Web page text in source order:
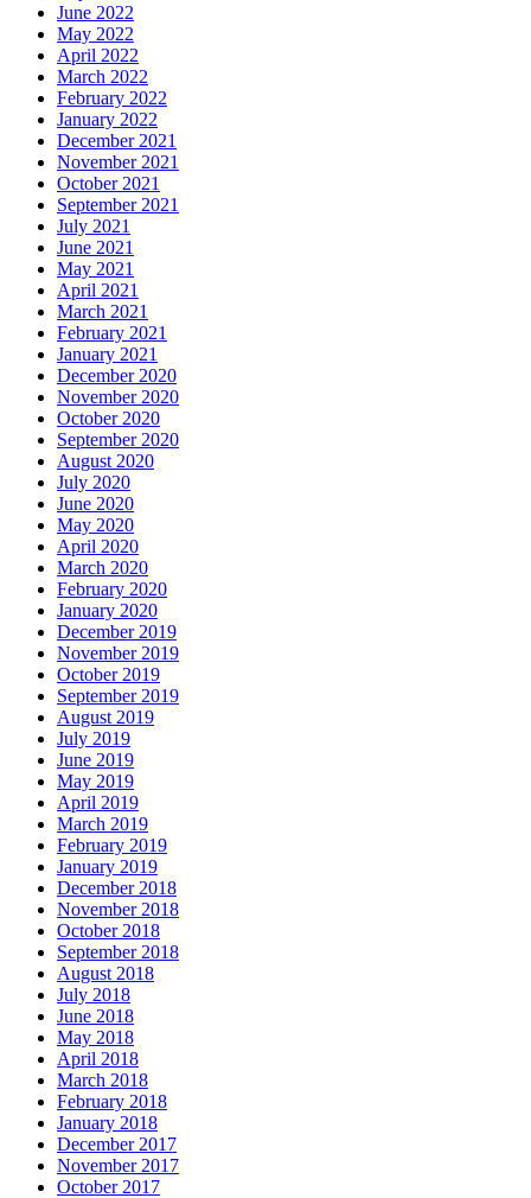
June 2022
May 2022
April 2022
March 2022
February 2022
January 2022
December 2021
November 2021
October 2021
September 2021
July 2021
June 2021
May 2021
April 2021
March 2021
February 2021
January 2021
December 2020
November 2020
October 2020
September 2020
August 2020
July 2020
June 2020
May 2020
April 2020
March 2020
February 2020
January 2020
December 2019
November 2019
October 2019
September 2019
August 2019
July 2019
June 2019
May 2019
April 2019
March 2019
February 2019
January 2019
December 2018
November 2018
October 2018
September 2018
August 2018
July 2018
June 2018
May 2018
April 2018
March 2018
February 2018
January 2018
December 2017
November 2017
October 2017